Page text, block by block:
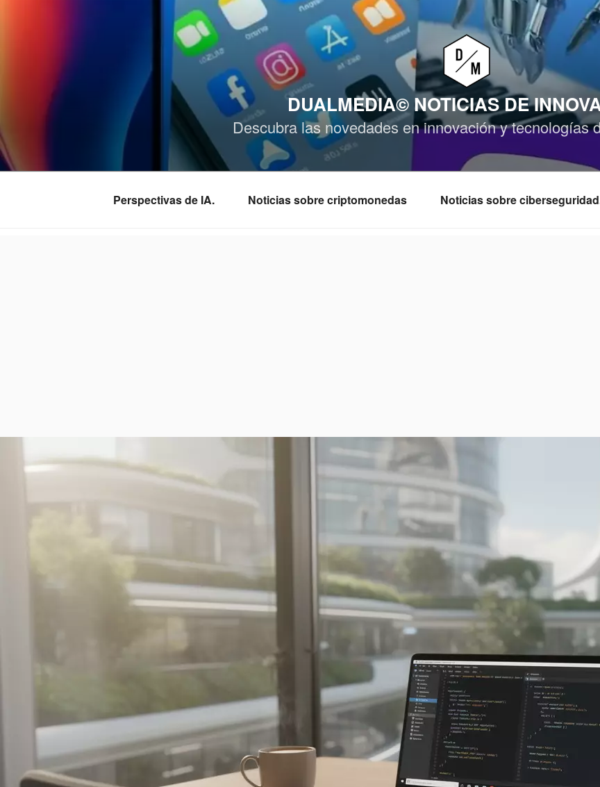
DUALMEDIA© NOTICIAS DE
Descubra las novedades en innovación y tecnologías
Perspectivas de IA. Noticias sobre criptomonedas Noticias sobre